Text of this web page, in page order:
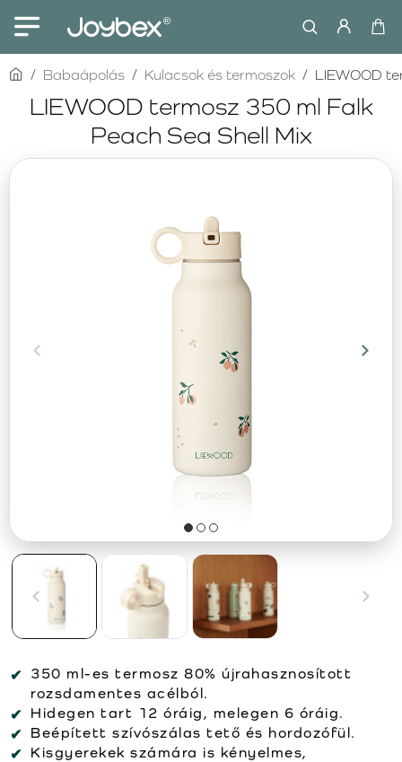
LIEWOOD termosz 350 ml Falk
Peach Sea Shell Mix
homeBabaápolás Kulacsok és termoszok LIEWOOD
350 ml-es termosz 80% újrahasznosított
rozsdamentes acélból.
Hidegen tart 12 óráig, melegen 6 óráig.
Beépített szívószálas tető és hordozófül.
Kisgyerekek számára is kényelmes,